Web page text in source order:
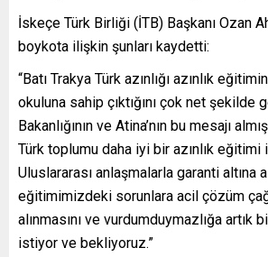
İskeçe Türk Birliği (İTB) Başkanı Ozan
boykota ilişkin şunları kaydetti:
“Batı Trakya Türk azınlığı azınlık
okuluna sahip çıktığını çok net şekilde
Bakanlığının ve Atina’nın bu mesajı
Türk toplumu daha iyi bir azınlık
Uluslararası anlaşmalarla garanti altına
eğitimimizdeki sorunlara acil çözüm
alınmasını ve vurdumduymazlığa artık
istiyor ve bekliyoruz.”